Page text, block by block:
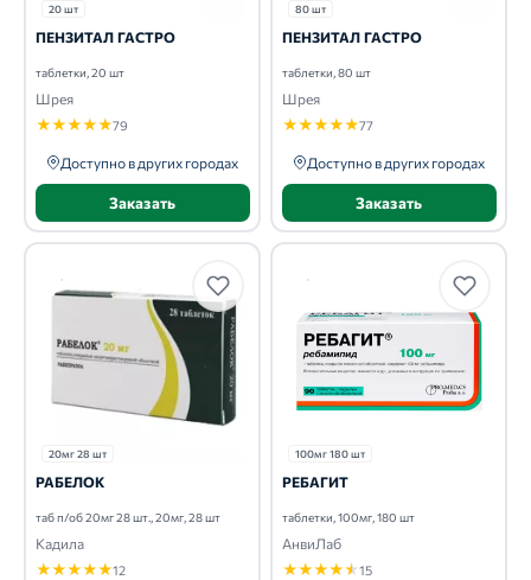
20 шт
ПЕНЗИТАЛ ГАСТРО
таблетки, 20 шт
Шрея
★★★★★79
Доступно в других городах
Заказать
80 шт
ПЕНЗИТАЛ ГАСТРО
таблетки, 80 шт
Шрея
★★★★★77
Доступно в других городах
Заказать
20мг 28 шт
РАБЕЛОК
таб п/об 20мг 28 шт., 20мг, 28 шт
Кадила
★★★★★12
100мг 180 шт
РЕБАГИТ
таблетки, 100мг, 180 шт
АнвиЛаб
★★★★★15